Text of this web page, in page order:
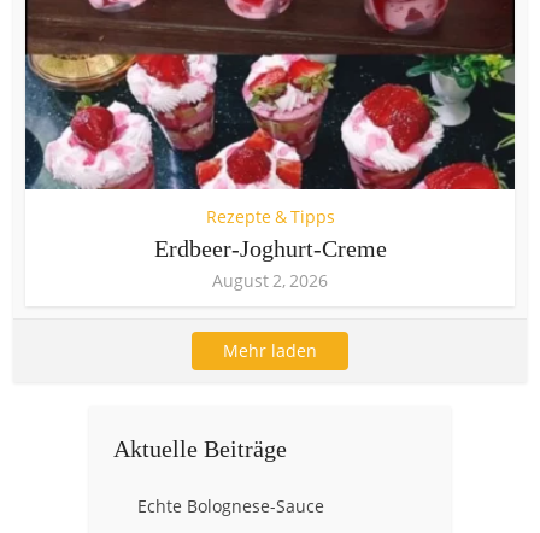
Rezepte & Tipps
Erdbeer-Joghurt-Creme
August 2, 2026
Mehr laden
Aktuelle Beiträge
Echte Bolognese-Sauce